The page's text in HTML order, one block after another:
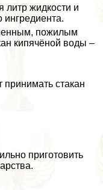
литр жидкости и
ингредиента.
пожилым
кипячёной воды –
стакан
приготовить